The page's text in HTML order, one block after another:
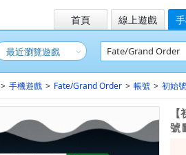
首頁 線上遊戲
最近瀏覽遊戲
> 手機遊戲 > Fate/Grand Order > 帳號 > 初始號
號